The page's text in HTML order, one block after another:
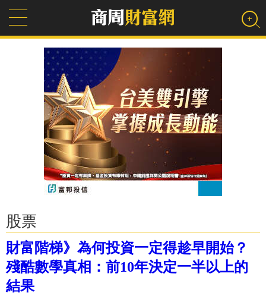
股票
財富階梯》為何投資一定得趁早開始？
殘酷數學真相：前10年決定一半以上的
結果